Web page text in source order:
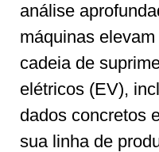
análise
máquinas
cadeia de
elétricos (EV),
dados concretos
sua linha de